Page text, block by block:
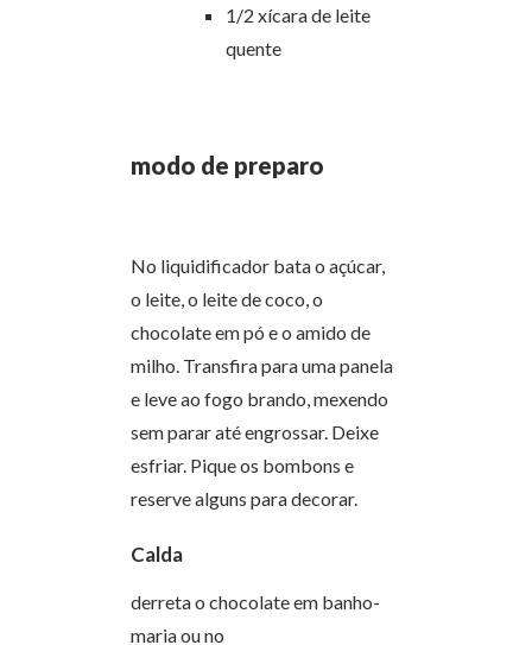
1/2 xícara de leite
quente
modo de preparo
No liquidificador bata o açúcar,
o leite, o leite de coco, o
chocolate em pó e o amido de
milho. Transfira para uma panela
e leve ao fogo brando, mexendo
sem parar até engrossar. Deixe
esfriar. Pique os bombons e
reserve alguns para decorar.
Calda
derreta o chocolate em banho-
maria ou no